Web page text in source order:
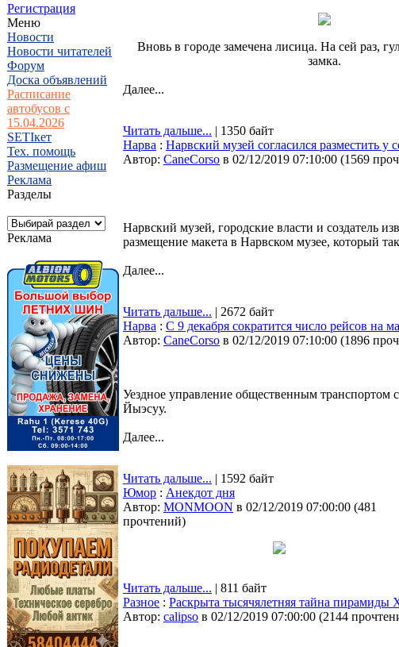
Регистрация
Меню
Новости
Новости читателей
Форум
Доска объявлений
Расписание
автобусов с
15.04.2026
SETIкет
Тех. помощь
Размещение афиш
Реклама
Разделы
Реклама
Вновь в городе замечена лисица. На сей раз,
замка.
Далее...
Читать дальше... | 1350 байт
Нарва : Нарвский музей согласился разместить у
Автор: CaneCorso в 02/12/2019 07:10:00 (1569
Нарвский музей, городские власти и создатель
размещение макета в Нарвском музее, который
Далее...
Читать дальше... | 2672 байт
Нарва : С 9 декабря сократится число рейсов на
Автор: CaneCorso в 02/12/2019 07:10:00 (1896
Уездное управление общественным
Йыэсуу.
Далее...
Читать дальше... | 1592 байт
Юмор : Анекдот дня
Автор: MONMOON в 02/12/2019 07:00:00 (481
прочтений)
Читать дальше... | 811 байт
Разное : Раскрыта тысячялетняя тайна пирамиды
Автор: calipso в 02/12/2019 07:00:00 (2144